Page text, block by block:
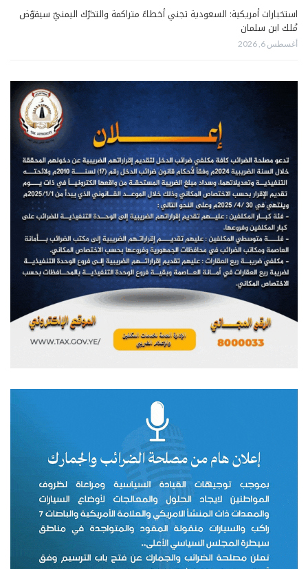
استخبارات أمريكية: السعودية تجني أخطاءً متراكمة والتحرّك اليمنيّ سيقوّض
مُلك ابن سلمان
أغسطس 6, 2026